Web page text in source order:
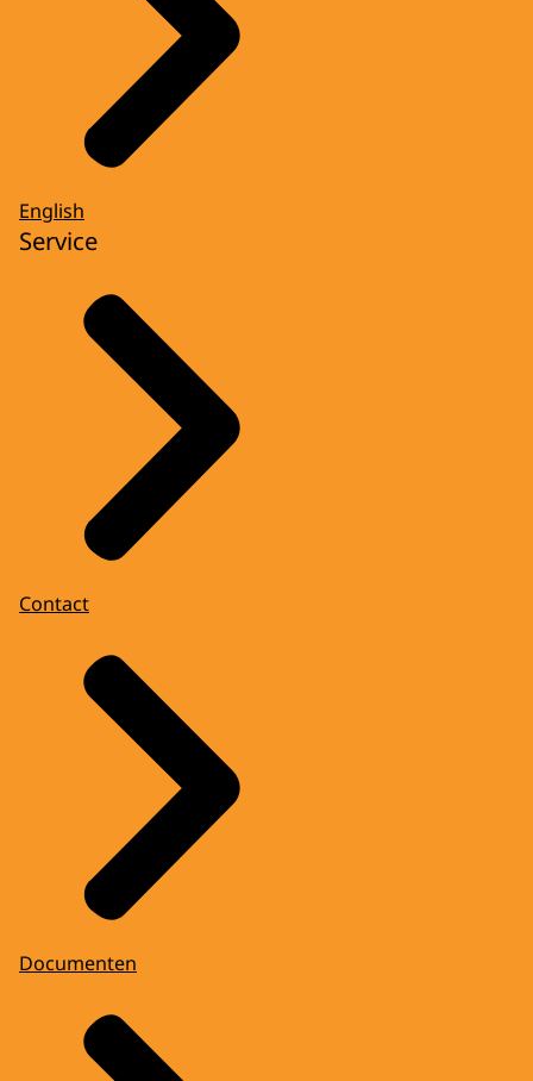
English
Service
Contact
Documenten